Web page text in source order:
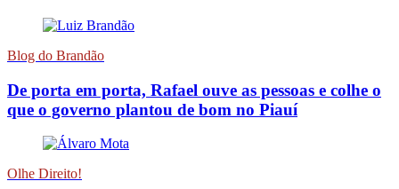
Blog do Brandão
De porta em porta, Rafael ouve as pessoas e colhe o
que o governo plantou de bom no Piauí
Olhe Direito!